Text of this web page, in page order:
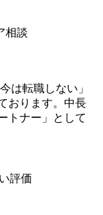
開場) 2026年8
とさせていただ
ム経験者の方を
ロンイベント」
社員と直接交流
当日はXspear
現場社員が複数
ヒルズ付近 ※詳
連絡いたしま
上の職務を担当
dirbato/n/n0
「使命はテクノ
本に求められるI
article
「コンサル業
線パートナーが
articles/
Zzdm
JAPAN Bra
IT特化の急成長
articles/
my-vision.co.
企業インタビュ
interview02 20
2026年8月13日
相談
は転職しない」
おります。中長
トナー」として
評価